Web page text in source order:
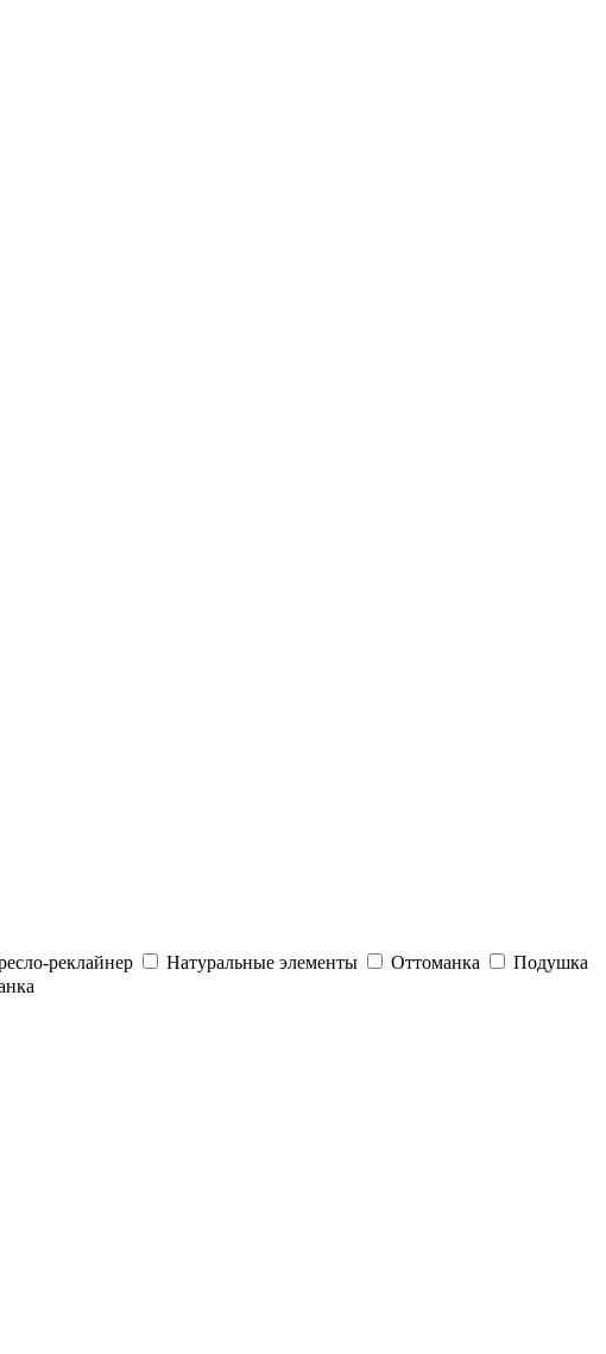
реклайнер Натуральные элементы Оттоманка
Подушка